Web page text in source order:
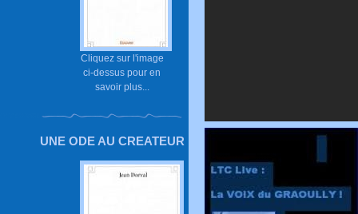
Cliquez sur l'image
ci-dessus pour en
savoir plus...
UNE ODE AU CREATEUR